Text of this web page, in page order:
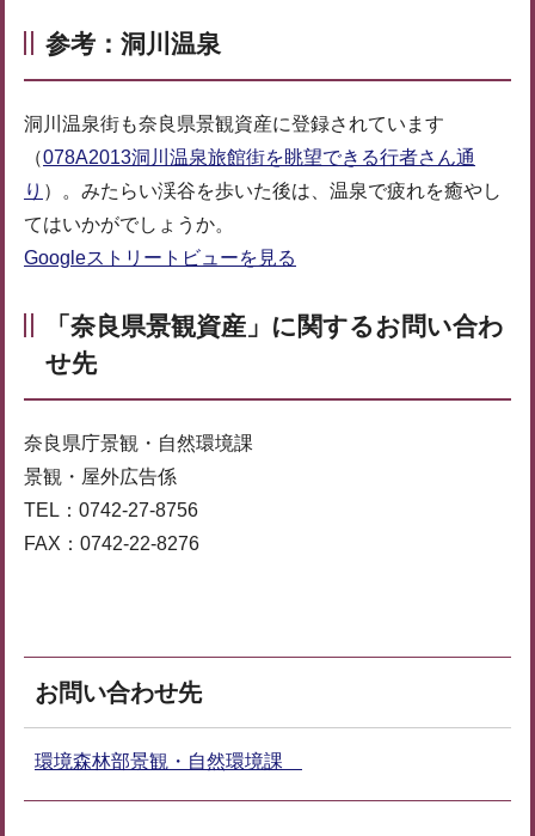
参考：洞川温泉
洞川温泉街も奈良県景観資産に登録されています
（078A2013洞川温泉旅館街を眺望できる行者さん通
り ）。みたらい渓谷を歩いた後は、温泉で疲れを癒やし
てはいかがでしょうか。
Googleストリートビューを見る
「奈良県景観資産」に関するお問い合わ
せ先
奈良県庁景観・自然環境課
景観・屋外広告係
TEL：0742-27-8756
FAX：0742-22-8276
お問い合わせ先
環境森林部景観・自然環境課